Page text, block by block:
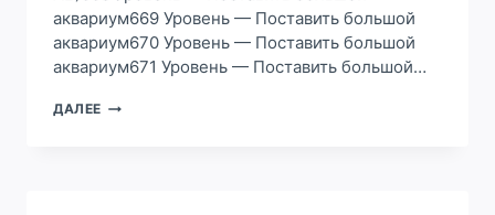
УРОВЕНЬ
ПОВЕСИТЬ
В
ЛАМПЫ
аквариум669 Уровень — Поставить большой
аквариум670 Уровень — Поставить большой
аквариум671 Уровень — Поставить большой…
ДАЛЕЕ ОТВЕТЫ